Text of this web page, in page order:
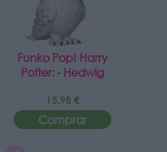
Funko Pop! Harry
Potter: - Hedwig
15,98 €
Comprar